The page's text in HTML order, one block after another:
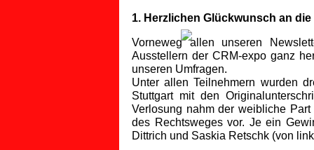
1. Herzlichen Glückwunsch an die
Vorneweg allen unseren
Ausstellern der CRM-expo ganz
unseren Umfragen.
Unter allen Teilnehmern wurden
Stuttgart mit den
Verlosung nahm der weibliche
des Rechtsweges vor. Je ein
Dittrich und Saskia Retschk (von